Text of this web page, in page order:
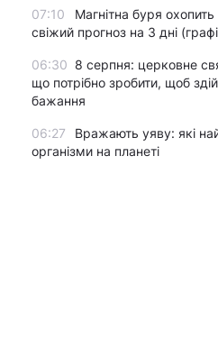
07:10
Магнітна буря
свіжий прогноз на 3 дні
06:30 8 серпня: церковне
що потрібно зробити, щоб
бажання
06:27
Вражають уяву: які
організми на планеті